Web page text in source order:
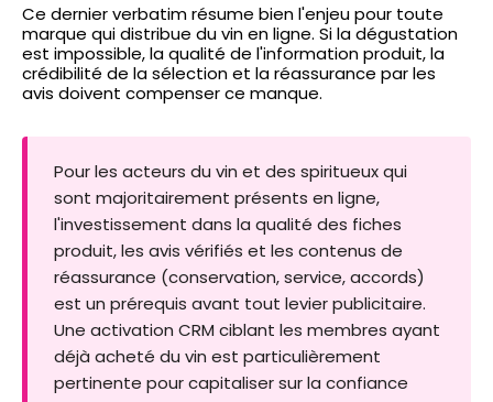
Ce dernier verbatim résume bien l'enjeu pour toute
marque qui distribue du vin en ligne. Si la dégustation
est impossible, la qualité de l'information produit, la
crédibilité de la sélection et la réassurance par les
avis doivent compenser ce manque.
Pour les acteurs du vin et des spiritueux qui
sont majoritairement présents en ligne,
l'investissement dans la qualité des fiches
produit, les avis vérifiés et les contenus de
réassurance (conservation, service, accords)
est un prérequis avant tout levier publicitaire.
Une activation CRM ciblant les membres ayant
déjà acheté du vin est particulièrement
pertinente pour capitaliser sur la confiance